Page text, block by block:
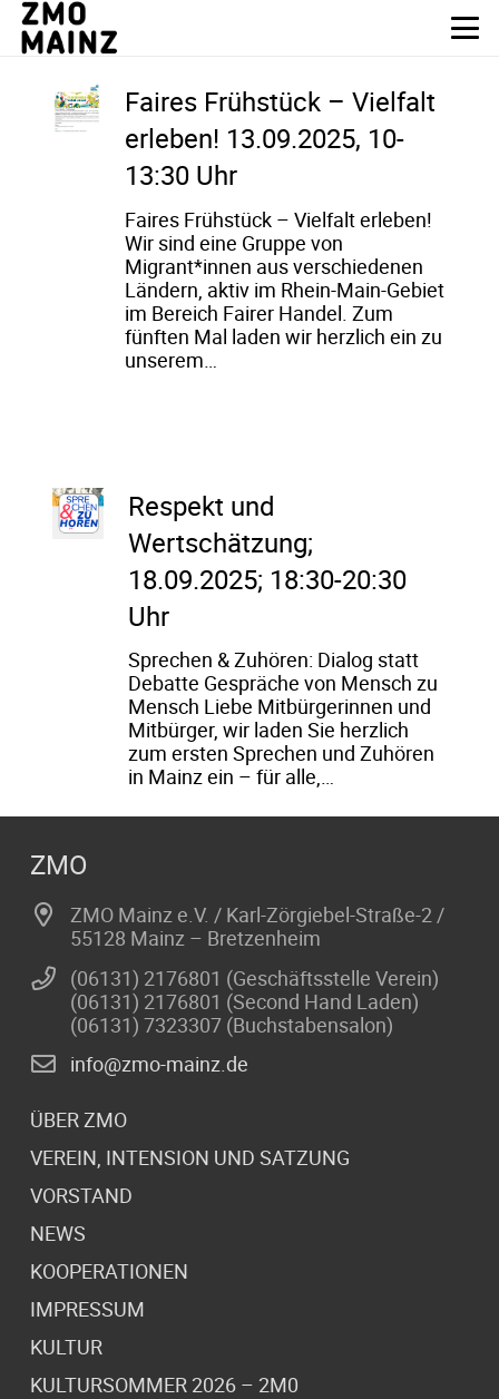
Faires Frühstück – Vielfalt
erleben! 13.09.2025, 10-
13:30 Uhr
Faires Frühstück – Vielfalt erleben!
Wir sind eine Gruppe von
Migrant*innen aus verschiedenen
Ländern, aktiv im Rhein-Main-Gebiet
im Bereich Fairer Handel. Zum
fünften Mal laden wir herzlich ein zu
unserem…
Respekt und
Wertschätzung;
18.09.2025; 18:30-20:30
Uhr
Sprechen & Zuhören: Dialog statt
Debatte Gespräche von Mensch zu
Mensch Liebe Mitbürgerinnen und
Mitbürger, wir laden Sie herzlich
zum ersten Sprechen und Zuhören
in Mainz ein – für alle,…
ZMO
ZMO Mainz e.V. / Karl-Zörgiebel-Straße-2 /
55128 Mainz – Bretzenheim
(06131) 2176801 (Geschäftsstelle Verein)
(06131) 2176801 (Second Hand Laden)
(06131) 7323307 (Buchstabensalon)
info@zmo-mainz.de
ÜBER ZMO
VEREIN, INTENSION UND SATZUNG
VORSTAND
NEWS
KOOPERATIONEN
IMPRESSUM
KULTUR
KULTURSOMMER 2026 – 2M0